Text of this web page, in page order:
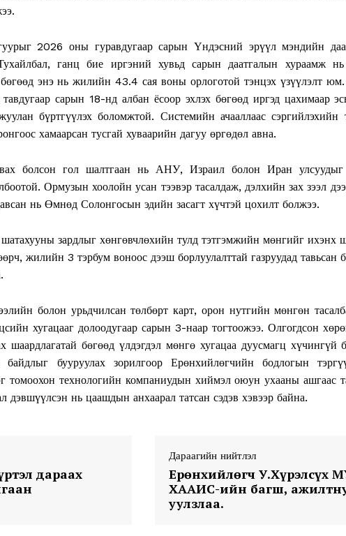
Magazine PRO
About
Contact us
Subscription Plans
My account
2026 оны гуравдугаар сарын Үндэсний эрүүл мэндийн
ганц бие иргэний хувьд сарын даатгалын хураамж
бөгөөд энэ нь жилийн 43.4 сая воны орлоготой тэнцэх үзүүлэлт
сарын 18-нд албан ёсоор эхлэх бөгөөд иргэд цахимаар
бүртгүүлэх боломжтой. Системийн ачааллаас
хамаарсан тусгай хуваарийн дагуу өргөдөл авна.
болсон гол шалтгаан нь АНУ, Израил болон Иран
Ормузын хоолойн усан тээвэр тасалдаж, дэлхийн зах зээл
нь Өмнөд Солонгосын эдийн засагт хүчтэй цохилт болжээ.
зардлыг хөнгөвчлөхийн тулд тэтгэмжийн мөнгийг ихэнх
жилийн 3 тэрбум воноос дээш борлуулалттай газруудад тавьсан
болон урьдчилсан төлбөрт карт, орон нутгийн мөнгөн
хугацааг долоодугаар сарын 3-наар тогтоожээ. Олгогдсон
шаардлагатай бөгөөд үлдэгдэл мөнгө хугацаа дуусмагц
байдлыг бууруулах зорилгоор Ерөнхийлөгчийн бодлогын
технологийн компаниудын хиймэл оюун ухааны ашгаас
дэвшүүлсэн нь цаашдын анхаарал татсан сэдэв хэвээр байна.
дараах
Дараагийн нийтлэл
Ерөнхийлөгч У.Хүрэлсүх
ХААИС-ийн багш,
уулзлаа.